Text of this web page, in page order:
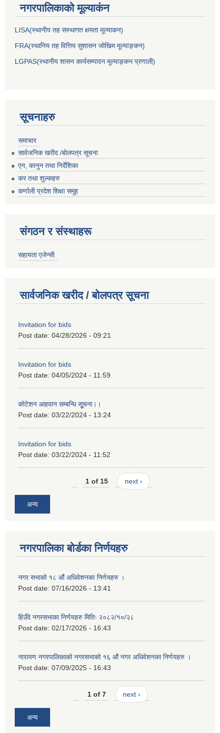
नगरपालिकाकाे मूल्याकंन
LISA(स्थानीय तह सस्थागत क्षमता मूल्याक‌न)
FRA(स्थानिय तह वित्तिय सुशासन जोखिम मूल्याङ्कन)
LGPAS(स्थानीय शासन कार्यसम्पादन मूल्याङ्कन प्रणाली)
सूचनाहरु
समाचार
सार्वजनिक खरीद /बोलपत्र सूचना
एन, कानुन तथा निर्देशिका
कर तथा शुल्कहरु
कर्णाली प्रदेश शिक्षा समूह
संगठन र संस्थाहरू
सहायता एजेन्सी
सार्वजनिक खरीद / बोलपत्र सूचना
Invitation for bids
Post date: 04/28/2026 - 09:21
Invitation for bids
Post date: 04/05/2024 - 11:59
कोटेशन आहवान सम्बन्धि सूूचना।।
Post date: 03/22/2024 - 13:24
Invitation for bids
Post date: 03/22/2024 - 11:52
1 of 15 next ›
अन्य
नगरपालिका बोर्डका निर्णयहरु
नगर सभाको १८ औं अधिवेशनका निर्णयहरु ।
Post date: 07/16/2026 - 13:41
हिउँदे नगरसभाका निर्णयहरु मितिः २०८२/१०/२८
Post date: 02/17/2026 - 16:43
नारायण नगरपालिकाको नगरसभाको १६ औं नगर अधिवेशनका निर्णयहरु ।
Post date: 07/09/2025 - 16:43
1 of 7 next ›
अन्य